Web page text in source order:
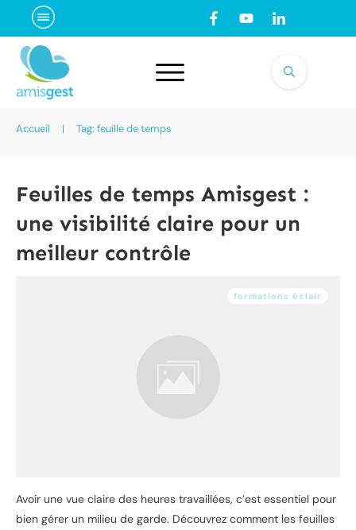
Accueil | Tag: feuille de temps
Feuilles de temps Amisgest :
une visibilité claire pour un
meilleur contrôle
formations éclair
Avoir une vue claire des heures travaillées, c’est essentiel pour
bien gérer un milieu de garde. Découvrez comment les feuilles